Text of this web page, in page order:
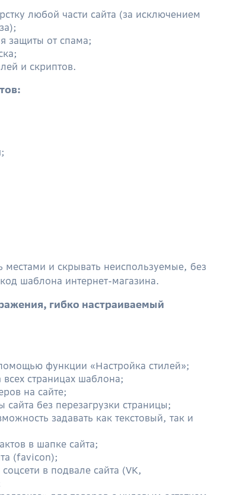
любой части сайта (за исключением
защиты от спама;
и скриптов.
и скрывать неиспользуемые, без
шаблона интернет-магазина.
гибко настраиваемый
функции «Настройка стилей»;
страницах шаблона;
на сайте;
без перезагрузки страницы;
задавать как текстовый, так и
в шапке сайта;
(favicon);
в подвале сайта (VK,